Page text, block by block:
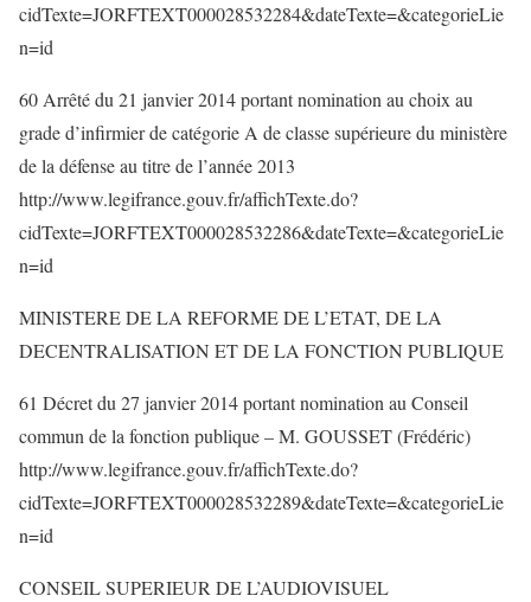
cidTexte=JORFTEXT000028532284&dateTexte=&categorieLie
n=id
60 Arrêté du 21 janvier 2014 portant nomination au choix au
grade d’infirmier de catégorie A de classe supérieure du ministère
de la défense au titre de l’année 2013
http://www.legifrance.gouv.fr/affichTexte.do?
cidTexte=JORFTEXT000028532286&dateTexte=&categorieLie
n=id
MINISTERE DE LA REFORME DE L’ETAT, DE LA
DECENTRALISATION ET DE LA FONCTION PUBLIQUE
61 Décret du 27 janvier 2014 portant nomination au Conseil
commun de la fonction publique – M. GOUSSET (Frédéric)
http://www.legifrance.gouv.fr/affichTexte.do?
cidTexte=JORFTEXT000028532289&dateTexte=&categorieLie
n=id
CONSEIL SUPERIEUR DE L’AUDIOVISUEL